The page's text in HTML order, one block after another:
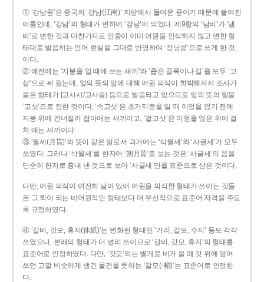
① ‘강낭콩’은 중국의 ‘강남(江南)’ 지방에서 들여온 콩이기 때문에 붙여진
이름인데, ‘강남’의 형태가 변하여 ‘강낭’이 되었다. 제9항의 ‘남비’가 ‘냄
비’로 변한 것과 마찬가지로 언중이 이미 어원을 인식하지 않고 변한 형
태대로 발음하는 언어 현실을 그대로 반영하여 ‘강낭콩’으로 쓰게 한 것
이다.
② 예전에는 ‘지붕을 일 때에 쓰는 새끼’와 ‘좁은 골목이나 길’을 모두 ‘고
샅’으로 써 왔는데, 앞의 뜻의 말에 대해 어원 의식이 희박해져서 조사가
붙은 형태가 [고사시/고사슬] 등으로 발음되고 있으므로 앞의 뜻의 말을
‘고삿’으로 정한 것이다. ‘속고삿’은 초가지붕을 일 때 이엉을 얹기 전에
지붕 위에 건너질러 잡아매는 새끼이고, ‘겉고삿’은 이엉을 얹은 위에 걸
쳐 매는 새끼이다.
③ ‘월세(月貰)’와 뜻이 같은 말로서 과거에는 ‘삭월세’와 ‘사글세’가 모두
쓰였다. 그러나 ‘삭월세’를 한자어 ‘朔月貰’로 보는 것은 ‘사글세’의 음을
단순히 한자로 흉내 낸 것으로 보아 ‘사글세’만을 표준으로 삼은 것이다.
다만, 어원 의식이 여전히 남아 있어 어원을 의식한 형태가 쓰이는 것들
은 그 짝이 되는 비어원적인 형태보다 더 우선적으로 표준어 자격을 주도
록 규정하였다.
④ ‘갈비, 갓모, 휴지(休紙)’는 변화된 형태인 ‘가리, 갈모, 수지’ 등도 각각
쓰였으나, 본래의 형태가 더 널리 쓰이므로 ‘갈비, 갓모, 휴지’의 형태를
표준어로 인정하였다. 다만, ‘갓모’와는 별개로 비가 올 때 갓 위에 덮어
쓰던 고깔 비슷하게 생긴 물건을 뜻하는 ‘갈모(-帽)’는 표준어로 인정한
다.